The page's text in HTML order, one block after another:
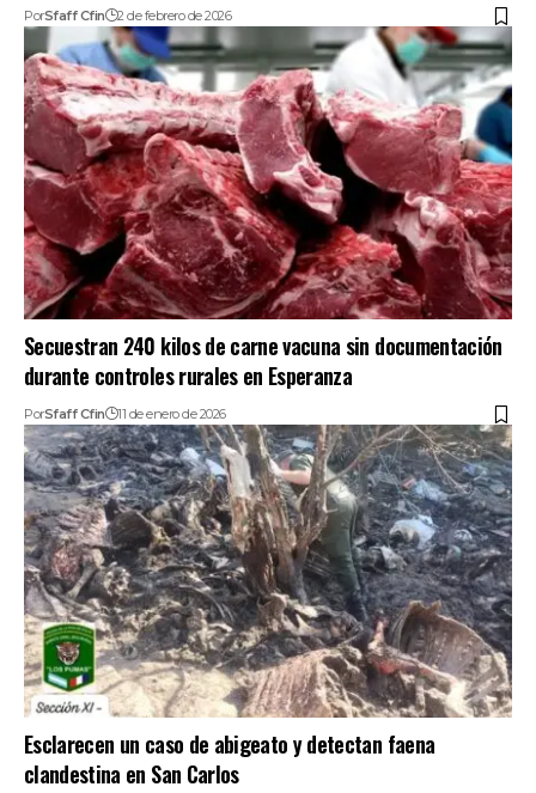
PorSfaff Cfin 2 de febrero de 2026
Secuestran 240 kilos de carne vacuna sin documentación
durante controles rurales en Esperanza
PorSfaff Cfin 11 de enero de 2026
Esclarecen un caso de abigeato y detectan faena
clandestina en San Carlos